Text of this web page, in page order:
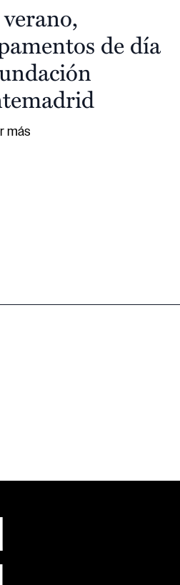
de día